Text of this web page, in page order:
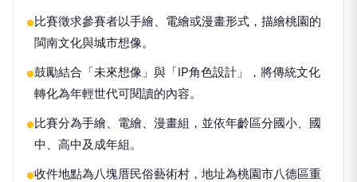
●比賽徵求參賽者以手繪、電繪或漫畫形式，描繪桃園的
閩南文化與城市想像。
●鼓勵結合「未來想像」與「IP角色設計」，將傳統文化
轉化為年輕世代可閱讀的內容。
●比賽分為手繪、電繪、漫畫組，並依年齡區分國小、國
中、高中及成年組。
●收件地點為八塊厝民俗藝術村，地址為桃園市八德區重